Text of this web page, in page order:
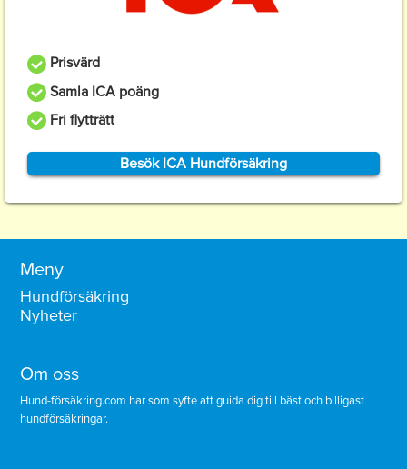
Prisvärd
Samla ICA poäng
Fri flytträtt
Besök ICA Hundförsäkring
Meny
Hundförsäkring
Nyheter
Om oss
Hund-försäkring.com har som syfte att guida dig till bäst och billigast
hundförsäkringar.